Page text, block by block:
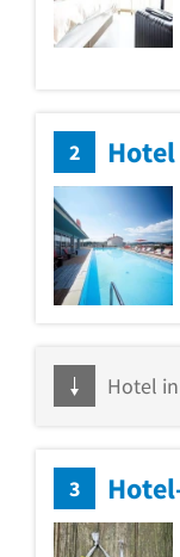
2
Hotel
3